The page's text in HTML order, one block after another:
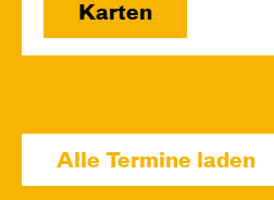
Karten
JUNGES SCHAUSPIEL
Bin gleich fertig!
Alle Termine laden